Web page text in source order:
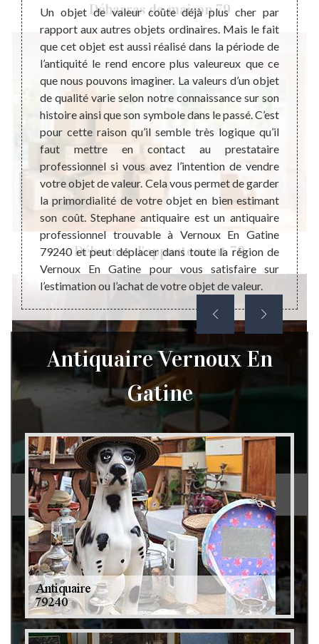
Débarras de maison 79
Débarras d'appartement 79
Débarras de grenier et cave 79
le
un
des
une
en
de
Un objet de valeur coûte déjà plus cher par
rapport aux autres objets ordinaires. Mais le fait
que cet objet est aussi réalisé dans la période de
l’antiquité le rend encore plus valeureux que ce
que nous pouvons imaginer. La valeurs d’un objet
de qualité varie selon notre connaissance sur son
histoire ainsi que son symbole dans le passé. C’est
pour cette raison qu’il semble très logique qu’il
faut mettre en contact au prestataire
professionnel si vous avez l’intention de vendre
votre objet de valeur. Cela vous permet de garder
la primordialité de votre objet en bien estimant
son coût. Stephane antiquaire est un antiquaire
professionnel trouvable à Vernoux En Gatine
79240 et peut déplacer dans toute la région de
Vernoux En Gatine pour vous satisfaire sur
l’estimation ou l’achat de votre objet de valeur.
être
pas
les
Antiquaire Vernoux En
Gatine